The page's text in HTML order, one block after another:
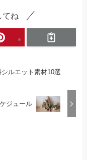
てね
シルエット素材10選
ジュール